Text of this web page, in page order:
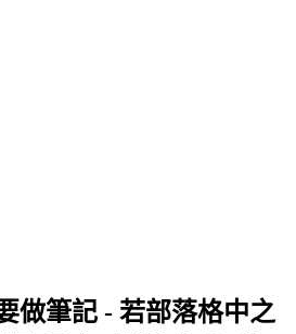
做筆記 - 若部落格中之